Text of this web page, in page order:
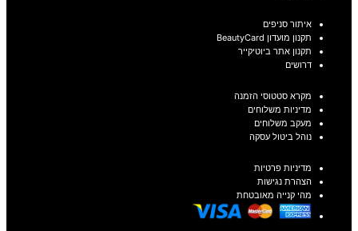
איתור סניפים
תקנון מועדון BeautyCard
תקנון אתר ביוטיקייר
דרושים
מקרא סטטוסי הזמנה
מדיניות משלוחים
מעקב משלוחים
נוהל ביטול עסקה
מדיניות פרטיות
הצהרת נגישות
מהי קנייה מאובטחת